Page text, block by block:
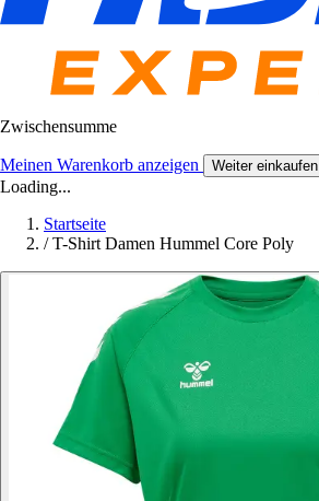
Zwischensumme
Meinen Warenkorb anzeigen Weiter einkaufen
Loading...
Startseite
/ T-Shirt Damen Hummel Core Poly